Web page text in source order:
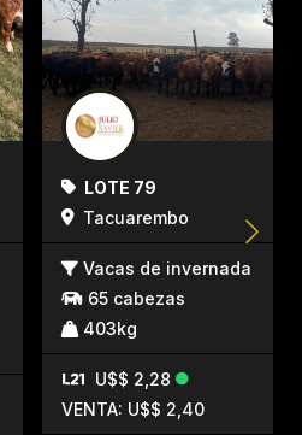
LOTE 79
Tacuarembo
Vacas de invernada
65 cabezas
403kg
U$$ 2,28
VENTA: U$$ 2,40